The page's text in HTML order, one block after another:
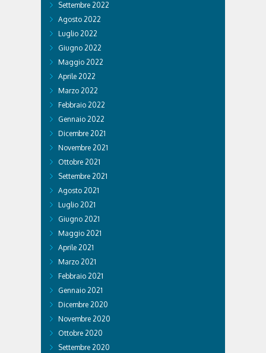
Settembre 2022
Agosto 2022
Luglio 2022
Giugno 2022
Maggio 2022
Aprile 2022
Marzo 2022
Febbraio 2022
Gennaio 2022
Dicembre 2021
Novembre 2021
Ottobre 2021
Settembre 2021
Agosto 2021
Luglio 2021
Giugno 2021
Maggio 2021
Aprile 2021
Marzo 2021
Febbraio 2021
Gennaio 2021
Dicembre 2020
Novembre 2020
Ottobre 2020
Settembre 2020